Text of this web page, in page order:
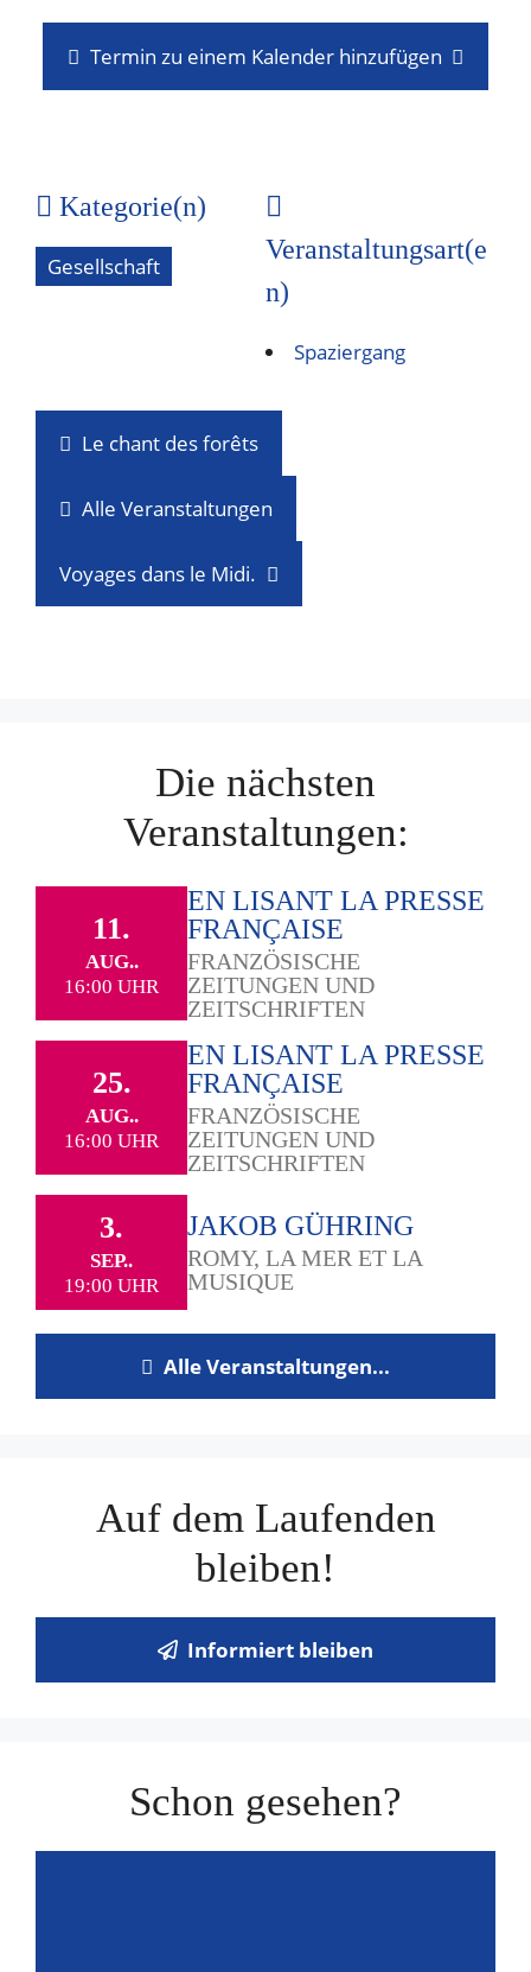
Termin zu einem Kalender hinzufügen
Kategorie(n)
Gesellschaft
Veranstaltungsart(e
n)
Spaziergang
Le chant des forêts
Alle Veranstaltungen
Voyages dans le Midi.
Die nächsten
Veranstaltungen:
11.
AUG..
16:00 UHR
EN LISANT LA PRESSE
FRANÇAISE
FRANZÖSISCHE
ZEITUNGEN UND
ZEITSCHRIFTEN
25.
AUG..
16:00 UHR
EN LISANT LA PRESSE
FRANÇAISE
FRANZÖSISCHE
ZEITUNGEN UND
ZEITSCHRIFTEN
3.
SEP..
19:00 UHR
JAKOB GÜHRING
ROMY, LA MER ET LA
MUSIQUE
Alle Veranstaltungen...
Auf dem Laufenden
bleiben!
Informiert bleiben
Schon gesehen?